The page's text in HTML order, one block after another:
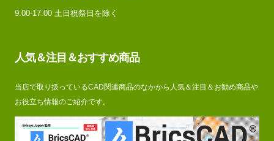
9:00-17:00 土日祝祭日を除く
人気＆注目＆おすすめ商品
当店で取り扱っているCAD関連商品のなかから人気＆注目＆お勧め商品や
お役立ち情報のご紹介です。